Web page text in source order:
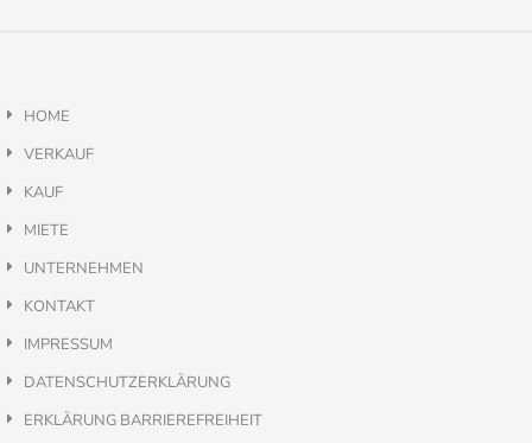
HOME
VERKAUF
KAUF
MIETE
UNTERNEHMEN
KONTAKT
IMPRESSUM
DATENSCHUTZERKLÄRUNG
ERKLÄRUNG BARRIEREFREIHEIT